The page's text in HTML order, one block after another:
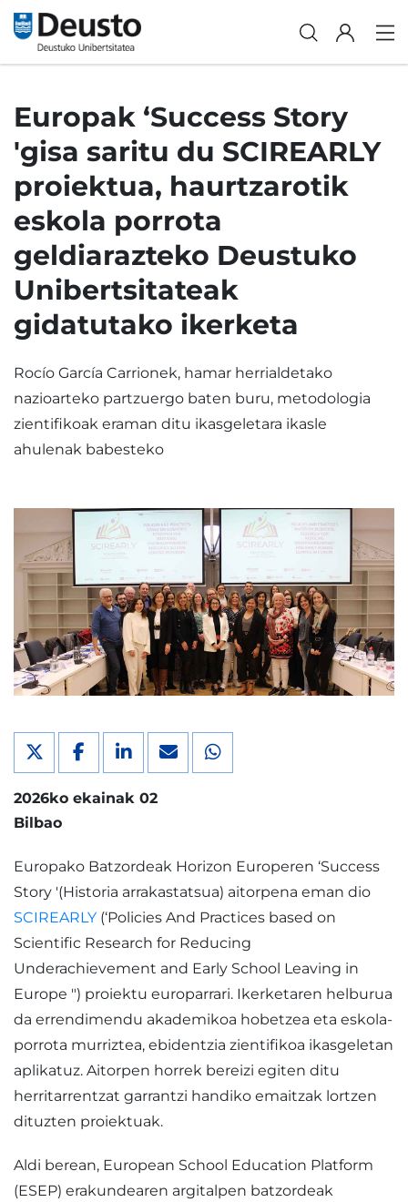
Europak ‘Success Story
'gisa saritu du SCIREARLY
proiektua, haurtzarotik
eskola porrota
geldiarazteko Deustuko
Unibertsitateak
gidatutako ikerketa
Rocío García Carrionek, hamar herrialdetako
nazioarteko partzuergo baten buru, metodologia
zientifikoak eraman ditu ikasgeletara ikasle
ahulenak babesteko
2026ko ekainak 02
Bilbao
Europako Batzordeak Horizon Europeren ‘Success
Story '(Historia arrakastatsua) aitorpena eman dio
SCIREARLY (‘Policies And Practices based on
Scientific Research for Reducing
Underachievement and Early School Leaving in
Europe ") proiektu europarrari. Ikerketaren helburua
da errendimendu akademikoa hobetzea eta eskola-
porrota murriztea, ebidentzia zientifikoa ikasgeletan
aplikatuz. Aitorpen horrek bereizi egiten ditu
herritarrentzat garrantzi handiko emaitzak lortzen
dituzten proiektuak.
Aldi berean, European School Education Platform
(ESEP) erakundearen argitalpen batzordeak